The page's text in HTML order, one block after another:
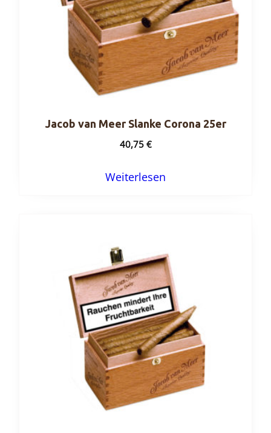
Jacob van Meer Slanke Corona 25er
40,75€
Weiterlesen